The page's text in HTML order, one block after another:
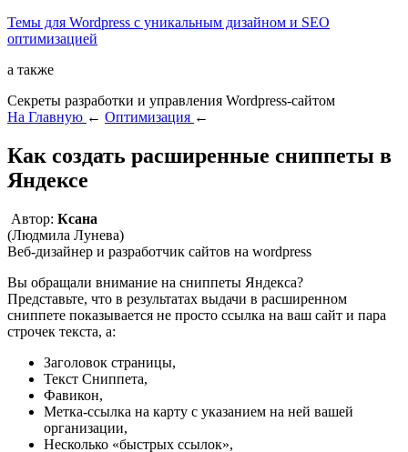
Teмы для Wordpress с уникальным дизайном и SEO
оптимизацией
а также
Секреты разработки и управления Wordpress-сайтом
На Главную ← Оптимизация ←
Как создать расширенные сниппеты в
Яндексе
Автор: Ксана
(Людмила Лунева)
Веб-дизайнер и разработчик сайтов на wordpress
Вы обращали внимание на сниппеты Яндекса?
Представьте, что в результатах выдачи в расширенном
сниппете показывается не просто ссылка на ваш сайт и пара
строчек текста, а:
Заголовок страницы,
Текст Сниппета,
Фавикон,
Метка-ссылка на карту с указанием на ней вашей
организации,
Несколько «быстрых ссылок»,